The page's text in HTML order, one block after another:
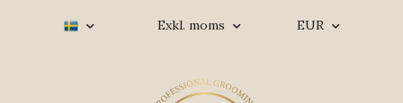
Exkl. moms EUR